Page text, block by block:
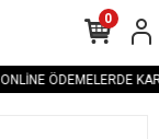
ONLİNE ÖDEMELERDE
0